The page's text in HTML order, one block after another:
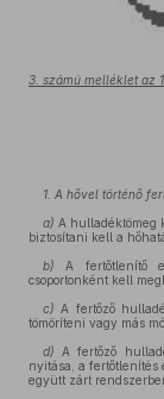
3. számú melléklet az
1. A hővel történő
a) A hulladéktömeg
biztosítani kell a
b) A fertőtlenítő
csoportonként kell
c) A fertőző
tömöríteni vagy más
d) A fertőző
nyitása, a fertőtlenítés
együtt zárt